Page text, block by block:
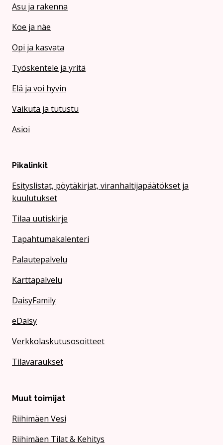
Asu ja rakenna
Koe ja näe
Opi ja kasvata
Työskentele ja yritä
Elä ja voi hyvin
Vaikuta ja tutustu
Asioi
Pikalinkit
Esityslistat, pöytäkirjat, viranhaltijapäätökset ja
kuulutukset
Tilaa uutiskirje
Tapahtumakalenteri
Palautepalvelu
Karttapalvelu
DaisyFamily
eDaisy
Verkkolaskutusosoitteet
Tilavaraukset
Muut toimijat
Riihimäen Vesi
Riihimäen Tilat & Kehitys